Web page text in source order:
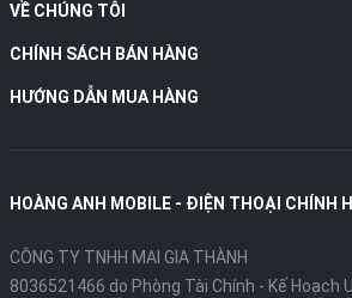
VỀ CHÚNG TÔI
CHÍNH SÁCH BÁN HÀNG
HƯỚNG DẪN MUA HÀNG
HOÀNG ANH MOBILE - ĐIỆN THOẠI CHÍNH
CÔNG TY TNHH MAI GIA THÀNH
8036521466 do Phòng Tài Chính - Kế Hoạch